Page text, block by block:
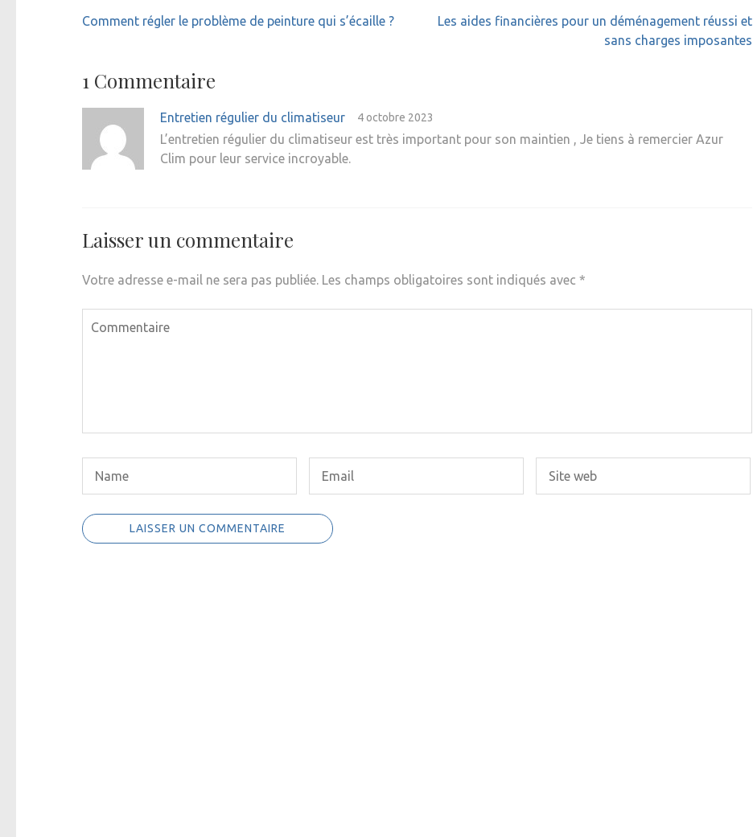
Navigation
Comment régler le problème de peinture qui s’écaille ?
Les aides financières pour un déménagement réussi et
sans charges imposantes
1 Commentaire
Entretien régulier du climatiseur 4 octobre 2023
L’entretien régulier du climatiseur est très important pour son maintien , Je tiens à remercier Azur
Clim pour leur service incroyable.
Laisser un commentaire
Votre adresse e-mail ne sera pas publiée. Les champs obligatoires sont indiqués avec *